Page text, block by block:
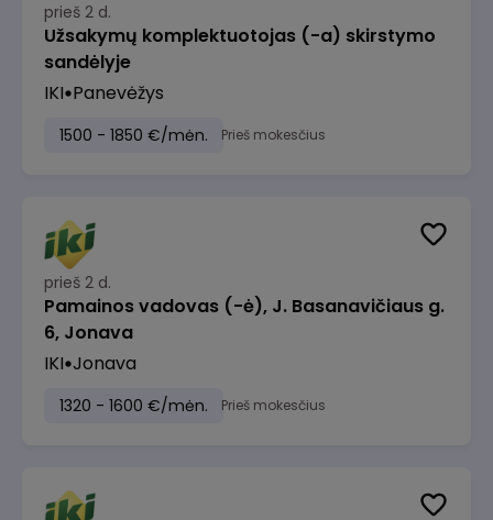
prieš 2 d.
Užsakymų komplektuotojas (-a) skirstymo
sandėlyje
IKI Panevėžys
1500 - 1850 €/mėn. Prieš mokesčius
prieš 2 d.
Pamainos vadovas (-ė), J. Basanavičiaus g.
6, Jonava
IKI Jonava
1320 - 1600 €/mėn. Prieš mokesčius